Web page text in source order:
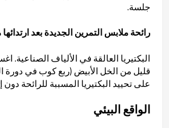
جلسة.
رائحة ملابس التمرين الجديدة بعد
البكتيريا العالقة في الألياف الصناعية.
قليل من الخل الأبيض (ربع كوب في
على تحييد البكتيريا المسببة للرائحة
الواقع البيئي